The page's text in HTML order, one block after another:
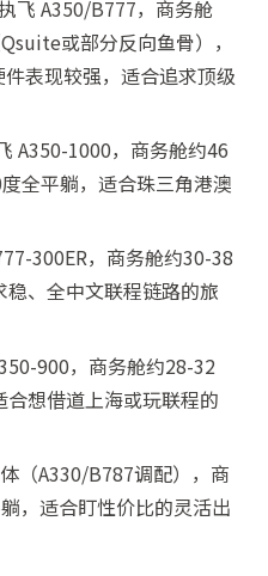
飞 A350/B777，商务舱
或部分反向鱼骨），
表现较强，适合追求顶级
A350-1000，商务舱约46
全平躺，适合珠三角港澳
300ER，商务舱约30-38
、全中文联程链路的旅
900，商务舱约28-32
想借道上海或玩联程的
（A330/B787调配），商
，适合盯性价比的灵活出